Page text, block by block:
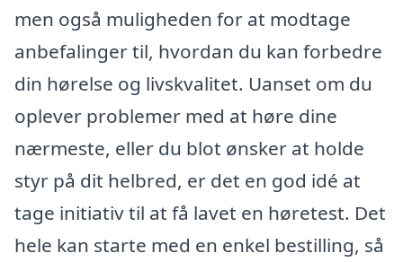
men også muligheden for at modtage
anbefalinger til, hvordan du kan forbedre
din hørelse og livskvalitet. Uanset om du
oplever problemer med at høre dine
nærmeste, eller du blot ønsker at holde
styr på dit helbred, er det en god idé at
tage initiativ til at få lavet en høretest. Det
hele kan starte med en enkel bestilling, så